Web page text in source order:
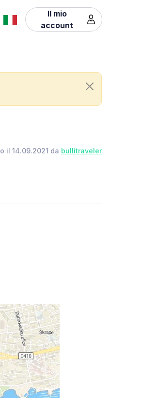
Il mio
account
il 14.09.2021 da bullitraveler